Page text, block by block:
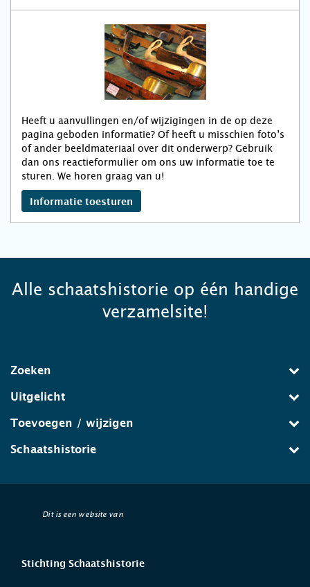
Heeft u aanvullingen en/of wijzigingen in de op deze
pagina geboden informatie? Of heeft u misschien foto’s
of ander beeldmateriaal over dit onderwerp? Gebruik
dan ons reactieformulier om ons uw informatie toe te
sturen. We horen graag van u!
Informatie toesturen
Alle schaatshistorie op één handige
verzamelsite!
Zoeken
Uitgelicht
Toevoegen / wijzigen
Schaatshistorie
Dit is een website van
Stichting Schaatshistorie